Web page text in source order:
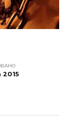
2015